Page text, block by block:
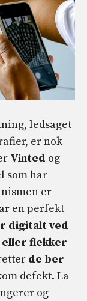
ledsaget
er nok
Vinted og
som har
er
en perfekt
digitalt ved
flekker
de ber
defekt. La
og